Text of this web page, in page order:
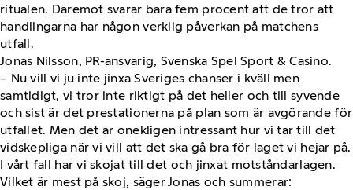
ritualen. Däremot svarar bara fem procent att de tror att
handlingarna har någon verklig påverkan på matchens
utfall.
Jonas Nilsson, PR-ansvarig, Svenska Spel Sport & Casino.
– Nu vill vi ju inte jinxa Sveriges chanser i kväll men
samtidigt, vi tror inte riktigt på det heller och till syvende
och sist är det prestationerna på plan som är avgörande för
utfallet. Men det är onekligen intressant hur vi tar till det
vidskepliga när vi vill att det ska gå bra för laget vi hejar på.
I vårt fall har vi skojat till det och jinxat motståndarlagen.
Vilket är mest på skoj, säger Jonas och summerar: